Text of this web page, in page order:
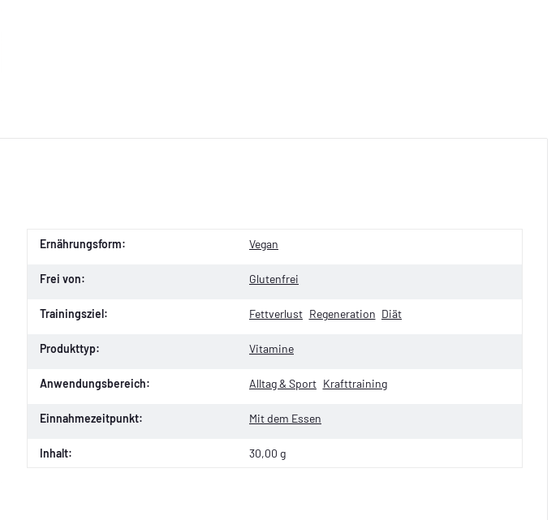
Ernährungsform: Vegan
Frei von: Glutenfrei
Trainingsziel: Fettverlust Regeneration Diät
Produkttyp: Vitamine
Anwendungsbereich: Alltag & Sport Krafttraining
Einnahmezeitpunkt: Mit dem Essen
Inhalt: 30,00 g